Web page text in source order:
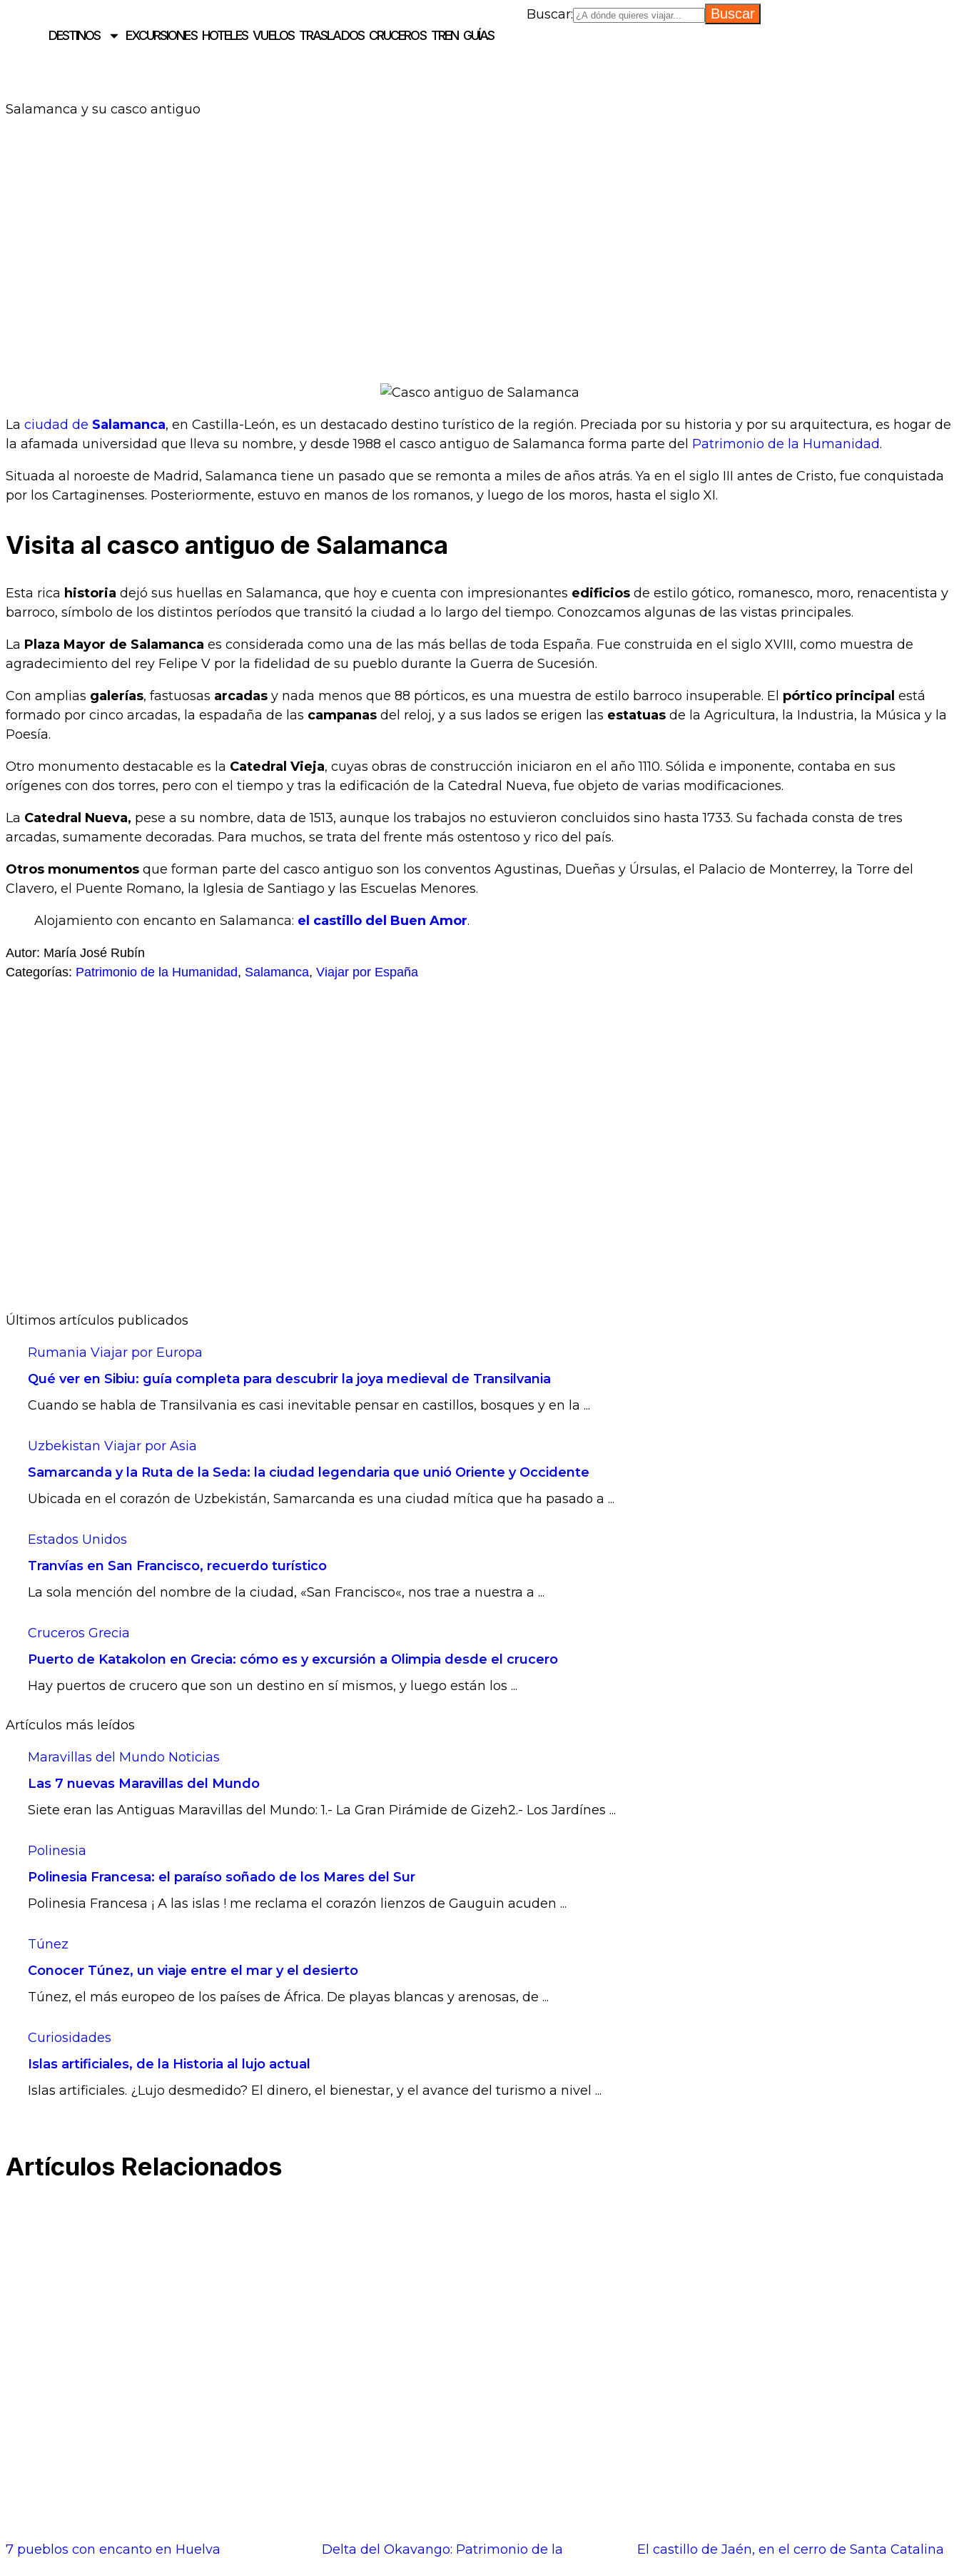
DESTINOS EXCURSIONES HOTELES VUELOS TRASLADOS CRUCEROS TREN GUÍAS
Buscar:
Salamanca y su casco antiguo
La ciudad de Salamanca, en Castilla-León, es un destacado destino turístico de la región. Preciada por su historia y por su arquitectura, es hogar de
la afamada universidad que lleva su nombre, y desde 1988 el casco antiguo de Salamanca forma parte del Patrimonio de la Humanidad.
Situada al noroeste de Madrid, Salamanca tiene un pasado que se remonta a miles de años atrás. Ya en el siglo III antes de Cristo, fue conquistada
por los Cartaginenses. Posteriormente, estuvo en manos de los romanos, y luego de los moros, hasta el siglo XI.
Visita al casco antiguo de Salamanca
Esta rica historia dejó sus huellas en Salamanca, que hoy e cuenta con impresionantes edificios de estilo gótico, romanesco, moro, renacentista y
barroco, símbolo de los distintos períodos que transitó la ciudad a lo largo del tiempo. Conozcamos algunas de las vistas principales.
La Plaza Mayor de Salamanca es considerada como una de las más bellas de toda España. Fue construida en el siglo XVIII, como muestra de
agradecimiento del rey Felipe V por la fidelidad de su pueblo durante la Guerra de Sucesión.
Con amplias galerías, fastuosas arcadas y nada menos que 88 pórticos, es una muestra de estilo barroco insuperable. El pórtico principal está
formado por cinco arcadas, la espadaña de las campanas del reloj, y a sus lados se erigen las estatuas de la Agricultura, la Industria, la Música y la
Poesía.
Otro monumento destacable es la Catedral Vieja, cuyas obras de construcción iniciaron en el año 1110. Sólida e imponente, contaba en sus
orígenes con dos torres, pero con el tiempo y tras la edificación de la Catedral Nueva, fue objeto de varias modificaciones.
La Catedral Nueva, pese a su nombre, data de 1513, aunque los trabajos no estuvieron concluidos sino hasta 1733. Su fachada consta de tres
arcadas, sumamente decoradas. Para muchos, se trata del frente más ostentoso y rico del país.
Otros monumentos que forman parte del casco antiguo son los conventos Agustinas, Dueñas y Úrsulas, el Palacio de Monterrey, la Torre del
Clavero, el Puente Romano, la Iglesia de Santiago y las Escuelas Menores.
Alojamiento con encanto en Salamanca: el castillo del Buen Amor.
Autor: María José Rubín
Categorías: Patrimonio de la Humanidad, Salamanca, Viajar por España
Últimos artículos publicados
Rumania Viajar por Europa
Qué ver en Sibiu: guía completa para descubrir la joya medieval de Transilvania
Cuando se habla de Transilvania es casi inevitable pensar en castillos, bosques y en la ...
Uzbekistan Viajar por Asia
Samarcanda y la Ruta de la Seda: la ciudad legendaria que unió Oriente y Occidente
Ubicada en el corazón de Uzbekistán, Samarcanda es una ciudad mítica que ha pasado a ...
Estados Unidos
Tranvías en San Francisco, recuerdo turístico
La sola mención del nombre de la ciudad, «San Francisco«, nos trae a nuestra a ...
Cruceros Grecia
Puerto de Katakolon en Grecia: cómo es y excursión a Olimpia desde el crucero
Hay puertos de crucero que son un destino en sí mismos, y luego están los ...
Artículos más leídos
Maravillas del Mundo Noticias
Las 7 nuevas Maravillas del Mundo
Siete eran las Antiguas Maravillas del Mundo: 1.- La Gran Pirámide de Gizeh2.- Los Jardínes ...
Polinesia
Polinesia Francesa: el paraíso soñado de los Mares del Sur
Polinesia Francesa ¡ A las islas ! me reclama el corazón lienzos de Gauguin acuden ...
Túnez
Conocer Túnez, un viaje entre el mar y el desierto
Túnez, el más europeo de los países de África. De playas blancas y arenosas, de ...
Curiosidades
Islas artificiales, de la Historia al lujo actual
Islas artificiales. ¿Lujo desmedido? El dinero, el bienestar, y el avance del turismo a nivel ...
Artículos Relacionados
7 pueblos con encanto en Huelva Delta del Okavango: Patrimonio de la El castillo de Jaén, en el cerro de Santa Catalina